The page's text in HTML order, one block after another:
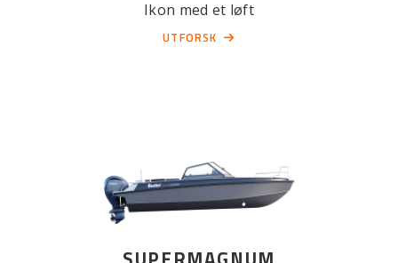
Ikon med et løft
UTFORSK